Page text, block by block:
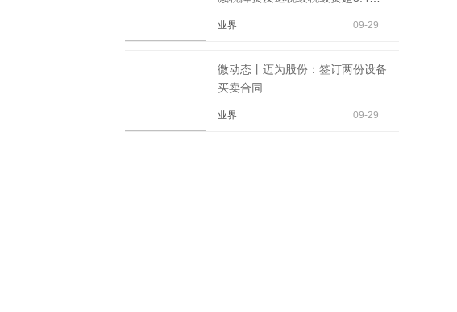
业界 09-29
微动态丨迈为股份：签订两份设备
买卖合同
业界 09-29